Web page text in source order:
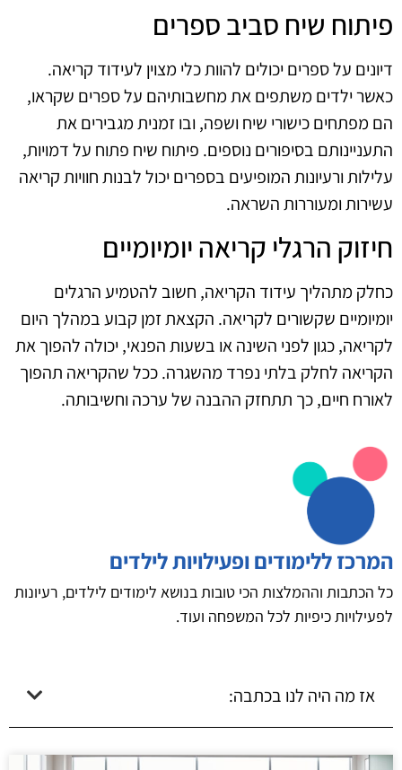
פיתוח שיח סביב ספרים
דיונים על ספרים יכולים להוות כלי מצוין לעידוד קריאה.
כאשר ילדים משתפים את מחשבותיהם על ספרים שקראו,
הם מפתחים כישורי שיח ושפה, ובו זמנית מגבירים את
התעניינותם בסיפורים נוספים. פיתוח שיח פתוח על דמויות,
עלילות ורעיונות המופיעים בספרים יכול לבנות חוויות קריאה
עשירות ומעוררות השראה.
חיזוק הרגלי קריאה יומיומיים
כחלק מתהליך עידוד הקריאה, חשוב להטמיע הרגלים
יומיומיים שקשורים לקריאה. הקצאת זמן קבוע במהלך היום
לקריאה, כגון לפני השינה או בשעות הפנאי, יכולה להפוך את
הקריאה לחלק בלתי נפרד מהשגרה. ככל שהקריאה תהפוך
לאורח חיים, כך תתחזק ההבנה של ערכה וחשיבותה.
המרכז ללימודים ופעילויות לילדים
כל הכתבות וההמלצות הכי טובות בנושא לימודים לילדים, רעיונות
לפעילויות כיפיות לכל המשפחה ועוד.
אז מה היה לנו בכתבה: